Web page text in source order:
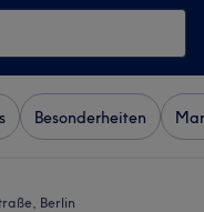
Besonderheiten
Berlin